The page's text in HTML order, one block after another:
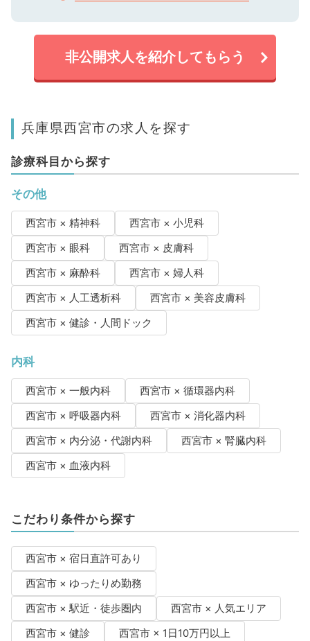
非公開求人を紹介してもらう
兵庫県西宮市の求人を探す
診療科目から探す
その他
西宮市 × 精神科
西宮市 × 小児科
西宮市 × 眼科
西宮市 × 皮膚科
西宮市 × 麻酔科
西宮市 × 婦人科
西宮市 × 人工透析科
西宮市 × 美容皮膚科
西宮市 × 健診・人間ドック
内科
西宮市 × 一般内科
西宮市 × 循環器内科
西宮市 × 呼吸器内科
西宮市 × 消化器内科
西宮市 × 内分泌・代謝内科
西宮市 × 腎臓内科
西宮市 × 血液内科
こだわり条件から探す
西宮市 × 宿日直許可あり
西宮市 × ゆったりめ勤務
西宮市 × 駅近・徒歩圏内
西宮市 × 人気エリア
西宮市 × 健診
西宮市 × 1日10万円以上